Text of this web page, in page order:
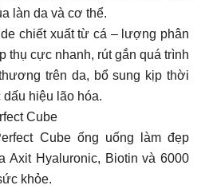
làn da và cơ thể.
chiết xuất từ cá – lượng phân
thụ cực nhanh, rút gắn quá trình
trên da, bổ sung kịp thời
hiệu lão hóa.
Cube
Cube ống uống làm đẹp
Axit Hyaluronic, Biotin và 6000
khỏe.